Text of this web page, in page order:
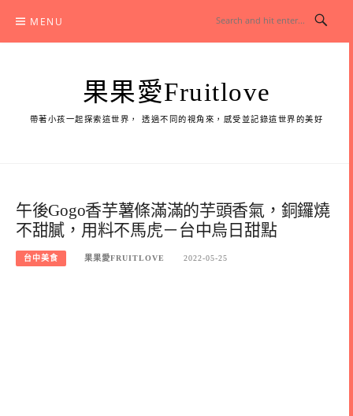
content
MENU
果果愛Fruitlove
帶著小孩一起探索這世界， 透過不同的視角來，感受並記錄這世界的美好
午後Gogo香芋薯條滿滿的芋頭香氣，銅鑼燒
不甜膩，用料不馬虎－台中烏日甜點
台中美食 果果愛FRUITLOVE 2022-05-25